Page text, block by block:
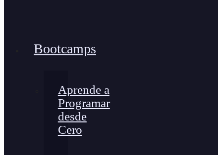
Bootcamps
Aprende a
Programar
desde
Cero